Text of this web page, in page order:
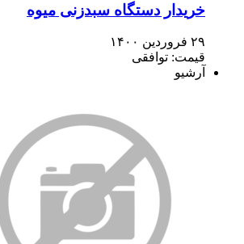
خریدار دستگاه سبدزنی میوه
۲۹ فروردین ۱۴۰۰
قیمت: توافقی
آرشیو